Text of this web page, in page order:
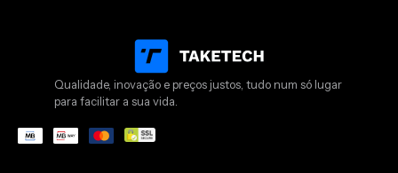
Qualidade, inovação e preços justos, tudo num só lugar
para facilitar a sua vida.